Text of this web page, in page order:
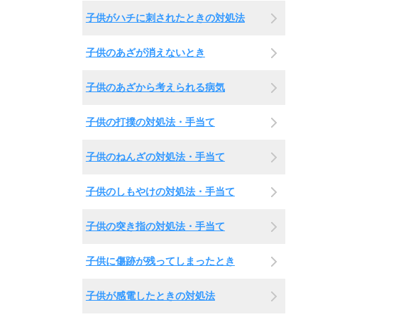
子供がハチに刺されたときの対処法
子供のあざが消えないとき
子供のあざから考えられる病気
子供の打撲の対処法・手当て
子供のねんざの対処法・手当て
子供のしもやけの対処法・手当て
子供の突き指の対処法・手当て
子供に傷跡が残ってしまったとき
子供が感電したときの対処法